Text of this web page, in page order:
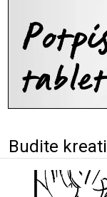
Budite